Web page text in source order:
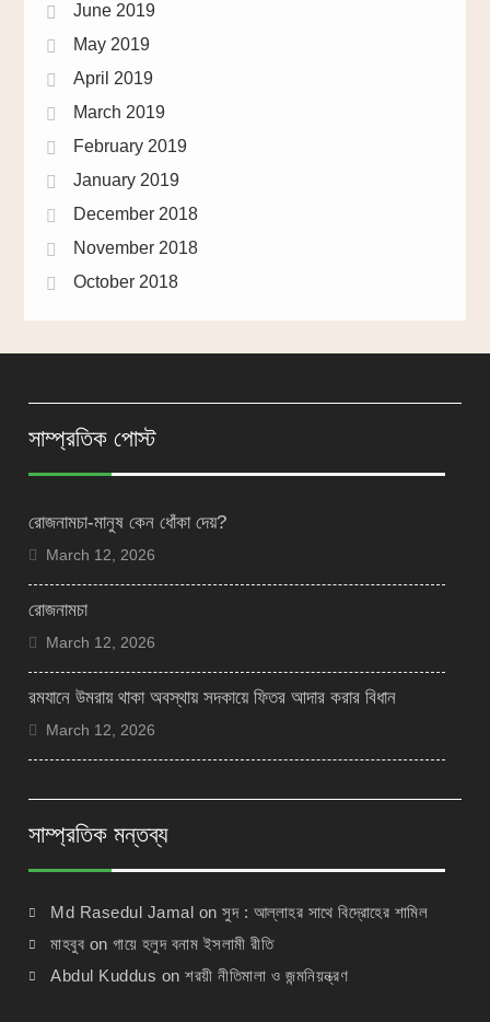
June 2019
May 2019
April 2019
March 2019
February 2019
January 2019
December 2018
November 2018
October 2018
সাম্প্রতিক পোস্ট
রোজনামচা-মানুষ কেন ধোঁকা দেয়?
March 12, 2026
রোজনামচা
March 12, 2026
রমযানে উমরায় থাকা অবস্থায় সদকায়ে ফিতর আদার করার বিধান
March 12, 2026
সাম্প্রতিক মন্তব্য
Md Rasedul Jamal onসুদ : আল্লাহর সাথে বিদ্রোহের শামিল
মাহবুব onগায়ে হলুদ বনাম ইসলামী রীতি
Abdul Kuddus onশরয়ী নীতিমালা ও জন্মনিয়ন্ত্রণ